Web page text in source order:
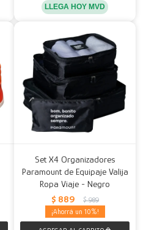
LLEGA HOY MVD
Set X4 Organizadores
Paramount de Equipaje Valija
Ropa Viaje - Negro
$ 889 $ 989
10